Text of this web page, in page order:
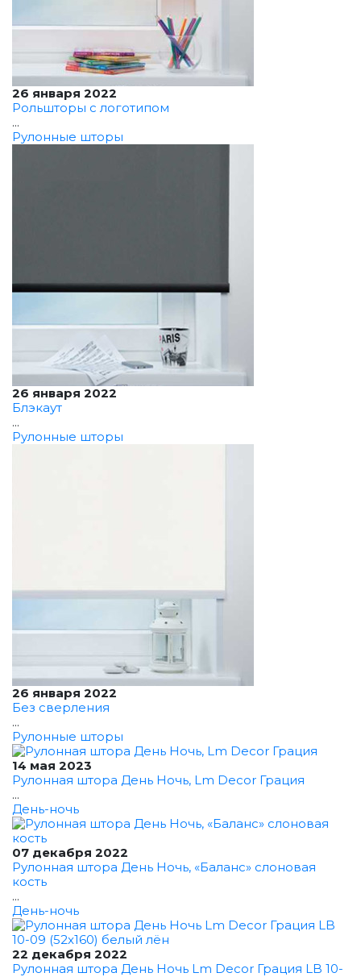
26 января 2022
Рольшторы с логотипом
...
Рулонные шторы
26 января 2022
Блэкаут
...
Рулонные шторы
26 января 2022
Без сверления
...
Рулонные шторы
14 мая 2023
Рулонная штора День Ночь, Lm Decor Грация
...
День-ночь
07 декабря 2022
Рулонная штора День Ночь, «Баланс» слоновая
кость
...
День-ночь
22 декабря 2022
Рулонная штора День Ночь Lm Decor Грация LB 10-